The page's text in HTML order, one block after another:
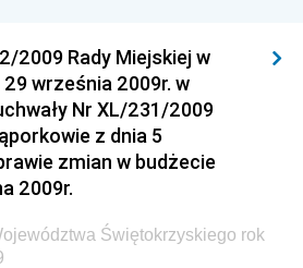
Narodowego Banku Polskiego
Komendy Głównej Policji
Ministra Pracy i Polityki
Ministra Transportu, Budownictwa
2009 Rady Miejskiej w
września 2009r. w
Nr XL/231/2009
z dnia 5
zmian w budżecie
2009r.
Świętokrzyskiego rok